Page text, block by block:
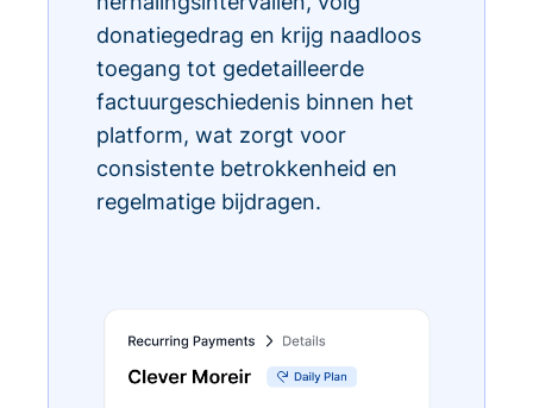
donatiegedrag en krijg naadloos
toegang tot gedetailleerde
factuurgeschiedenis binnen het
platform, wat zorgt voor
consistente betrokkenheid en
regelmatige bijdragen.